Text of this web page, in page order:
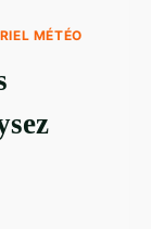
MÉTÉO